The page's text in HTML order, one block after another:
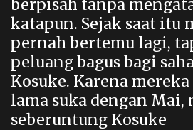
berpisah tanpa
katapun. Sejak saat itu
pernah bertemu lagi,
peluang bagus bagi
Kosuke. Karena
lama suka dengan Mai,
seberuntung Kosuke